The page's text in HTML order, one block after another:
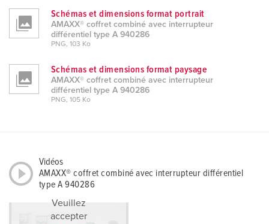
Schémas et dimensions format portrait
AMAXX® coffret combiné avec interrupteur
différentiel type A 940286
PNG, 103 Ko
Schémas et dimensions format paysage
AMAXX® coffret combiné avec interrupteur
différentiel type A 940286
PNG, 105 Ko
Vidéos
AMAXX® coffret combiné avec interrupteur différentiel
type A 940286
Veuillez
accepter